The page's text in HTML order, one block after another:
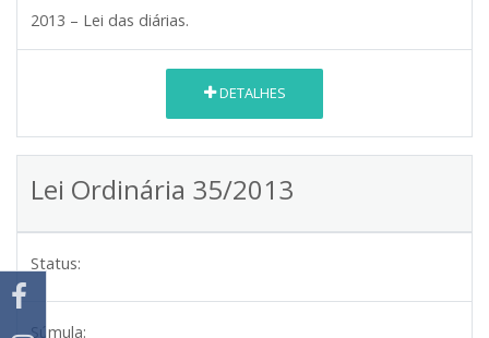
2013 – Lei das diárias.
DETALHES
Lei Ordinária 35/2013
Status:
Súmula: